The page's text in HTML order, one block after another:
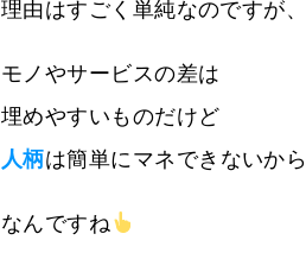
理由はすごく単純なのですが、
モノやサービスの差は
埋めやすいものだけど
人柄は簡単にマネできないから
なんですね